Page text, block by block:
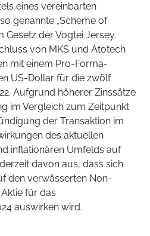
eines vereinbarten
genannte „Scheme of
Gesetz der Vogtei Jersey.
von MKS und Atotech
mit einem Pro-Forma-
US-Dollar für die zwölf
Aufgrund höherer Zinssätze
im Vergleich zum Zeitpunkt
der Transaktion im
des aktuellen
inflationären Umfelds auf
davon aus, dass sich
den verwässerten Non-
für das
auswirken wird.